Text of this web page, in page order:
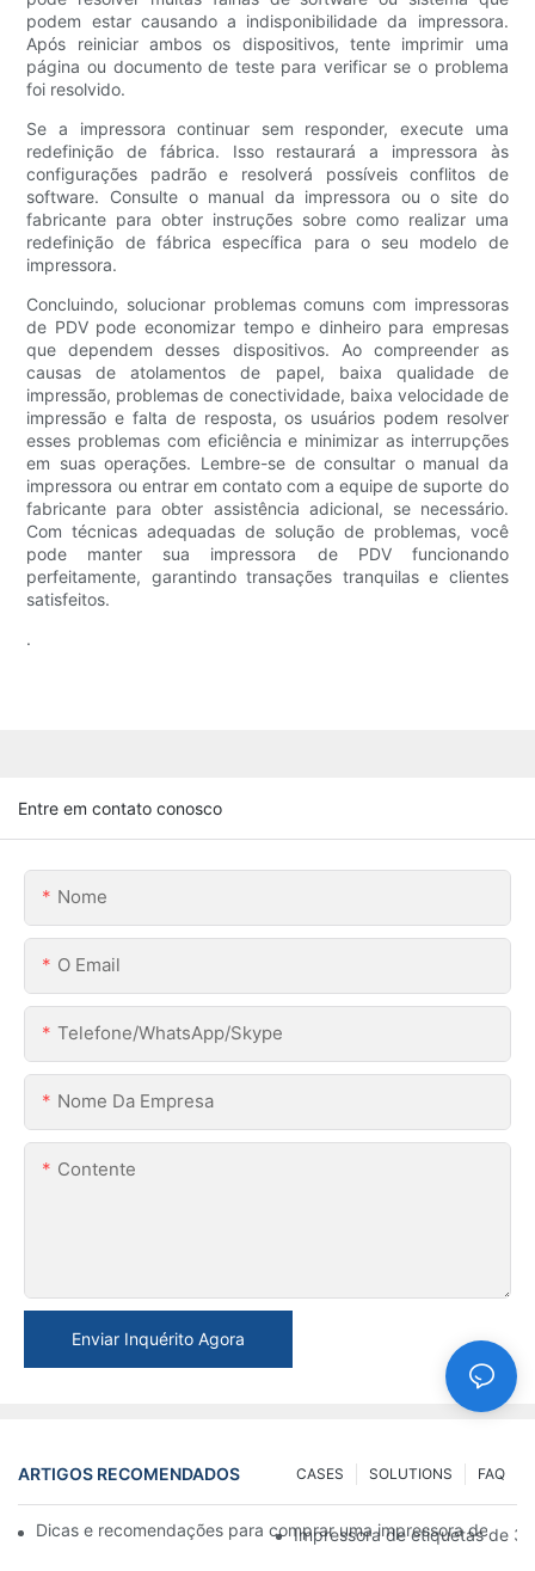
podem estar causando a indisponibilidade da impressora.
Após reiniciar ambos os dispositivos, tente imprimir uma
página ou documento de teste para verificar se o problema
foi resolvido.
Se a impressora continuar sem responder, execute uma
redefinição de fábrica. Isso restaurará a impressora às
configurações padrão e resolverá possíveis conflitos de
software. Consulte o manual da impressora ou o site do
fabricante para obter instruções sobre como realizar uma
redefinição de fábrica específica para o seu modelo de
impressora.
Concluindo, solucionar problemas comuns com impressoras
de PDV pode economizar tempo e dinheiro para empresas
que dependem desses dispositivos. Ao compreender as
causas de atolamentos de papel, baixa qualidade de
impressão, problemas de conectividade, baixa velocidade de
impressão e falta de resposta, os usuários podem resolver
esses problemas com eficiência e minimizar as interrupções
em suas operações. Lembre-se de consultar o manual da
impressora ou entrar em contato com a equipe de suporte do
fabricante para obter assistência adicional, se necessário.
Com técnicas adequadas de solução de problemas, você
pode manter sua impressora de PDV funcionando
perfeitamente, garantindo transações tranquilas e clientes
satisfeitos.
.
Entre em contato conosco
Nome
O Email
Telefone/WhatsApp/Skype
Nome Da Empresa
Contente
Enviar Inquérito Agora
ARTIGOS RECOMENDADOS FAQ
SOLUTIONS
CASES
Dicas e recomendações para comprar uma impressora de
Impressora de etiquetas de 3